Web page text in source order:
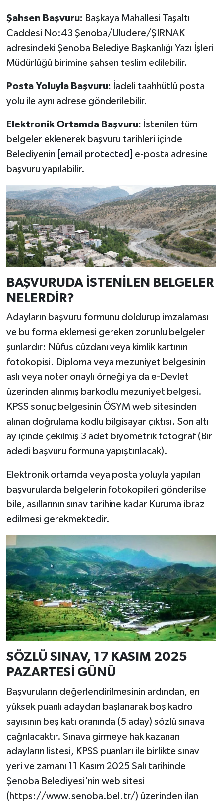
Şahsen Başvuru: Başkaya Mahallesi Taşaltı
Caddesi No:43 Şenoba/Uludere/ŞIRNAK
adresindeki Şenoba Belediye Başkanlığı Yazı İşleri
Müdürlüğü birimine şahsen teslim edilebilir.
Posta Yoluyla Başvuru: İadeli taahhütlü posta
yolu ile aynı adrese gönderilebilir.
Elektronik Ortamda Başvuru: İstenilen tüm
belgeler eklenerek başvuru tarihleri içinde
Belediyenin [email protected]
e-posta adresine
başvuru yapılabilir.
BAŞVURUDA İSTENİLEN BELGELER
NELERDİR?
Adayların başvuru formunu doldurup imzalaması
ve bu forma eklemesi gereken zorunlu belgeler
şunlardır: Nüfus cüzdanı veya kimlik kartının
fotokopisi. Diploma veya mezuniyet belgesinin
aslı veya noter onaylı örneği ya da e-Devlet
üzerinden alınmış barkodlu mezuniyet belgesi.
KPSS sonuç belgesinin ÖSYM web sitesinden
alınan doğrulama kodlu bilgisayar çıktısı. Son altı
ay içinde çekilmiş 3 adet biyometrik fotoğraf (Bir
adedi başvuru formuna yapıştırılacak).
Elektronik ortamda veya posta yoluyla yapılan
başvurularda belgelerin fotokopileri gönderilse
bile, asıllarının sınav tarihine kadar Kuruma ibraz
edilmesi gerekmektedir.
SÖZLÜ SINAV, 17 KASIM 2025
PAZARTESİ GÜNÜ
Başvuruların değerlendirilmesinin ardından, en
yüksek puanlı adaydan başlanarak boş kadro
sayısının beş katı oranında (5 aday) sözlü sınava
çağrılacaktır. Sınava girmeye hak kazanan
adayların listesi, KPSS puanları ile birlikte sınav
yeri ve zamanı 11 Kasım 2025 Salı tarihinde
Şenoba Belediyesi'nin web sitesi
(https://www.senoba.bel.tr/) üzerinden ilan